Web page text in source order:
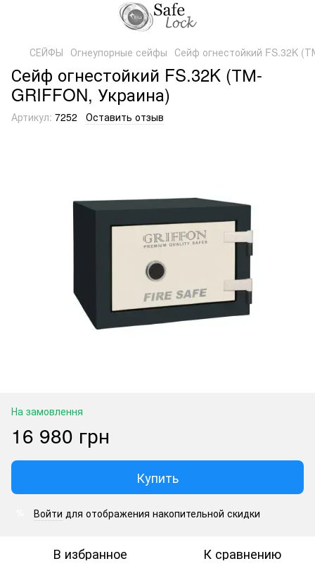
СЕЙФЫ Огнеупорные сейфы Сейф огнестойкий FS.32K
Сейф огнестойкий FS.32K (ТМ-
GRIFFON, Украина)
Артикул: 7252 Оставить отзыв
На замовлення
16 980 грн
Купить
Войти для отображения накопительной скидки
В избранное К сравнению